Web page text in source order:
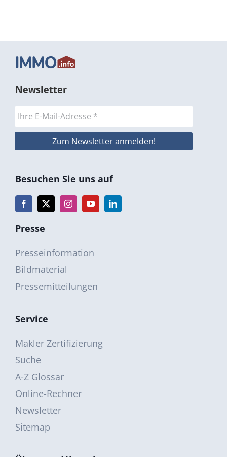
Newsletter
Besuchen Sie uns auf
Presse
Presseinformation
Bildmaterial
Pressemitteilungen
Service
Makler Zertifizierung
Suche
A-Z Glossar
Online-Rechner
Newsletter
Sitemap